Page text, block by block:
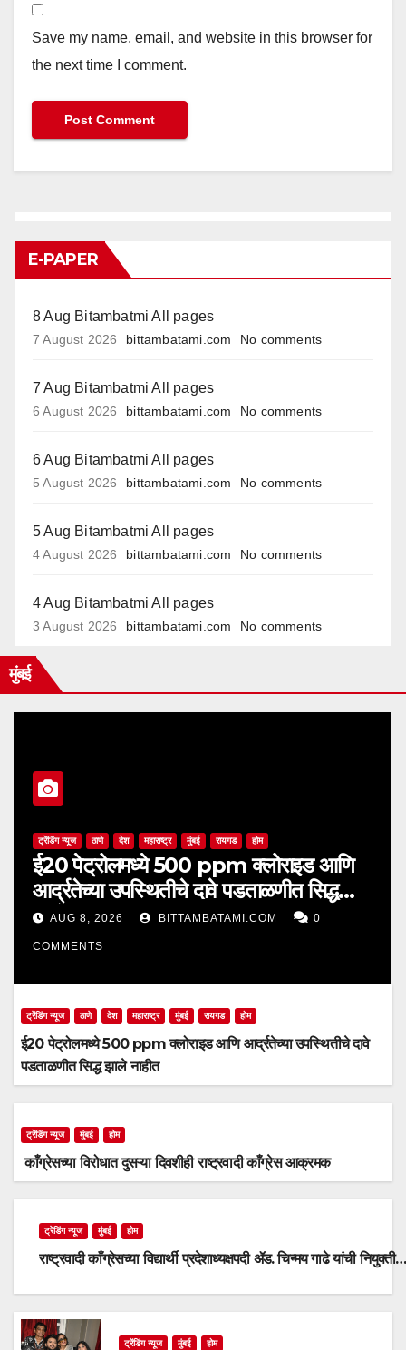
Save my name, email, and website in this browser for
the next time I comment.
E-PAPER
8 Aug Bitambatmi All pages
7 August 2026 bittambatami.com No comments
7 Aug Bitambatmi All pages
6 August 2026 bittambatami.com No comments
6 Aug Bitambatmi All pages
5 August 2026 bittambatami.com No comments
5 Aug Bitambatmi All pages
4 August 2026 bittambatami.com No comments
4 Aug Bitambatmi All pages
3 August 2026 bittambatami.com No comments
मुंबई
ट्रेंडिंग न्यूज ठाणे देश महाराष्ट्र मुंबई रायगड होम
ई20 पेट्रोलमध्ये 500 ppm क्लोराइड आणि
आर्द्रतेच्या उपस्थितीचे दावे पडताळणीत सिद्ध
झाले नाहीत
AUG 8, 2026 BITTAMBATAMI.COM 0
COMMENTS
ट्रेंडिंग न्यूज ठाणे देश महाराष्ट्र मुंबई रायगड होम
ई20 पेट्रोलमध्ये 500 ppm क्लोराइड आणि आर्द्रतेच्या उपस्थितीचे दावे
पडताळणीत सिद्ध झाले नाहीत
ट्रेंडिंग न्यूज मुंबई होम
काँग्रेसच्या विरोधात दुसऱ्या दिवशीही राष्ट्रवादी काँग्रेस आक्रमक
ट्रेंडिंग न्यूज मुंबई होम
राष्ट्रवादी काँग्रेसच्या विद्यार्थी प्रदेशाध्यक्षपदी ॲड. चिन्मय गाढे यांची नियुक्ती…
ट्रेंडिंग न्यूज मुंबई होम